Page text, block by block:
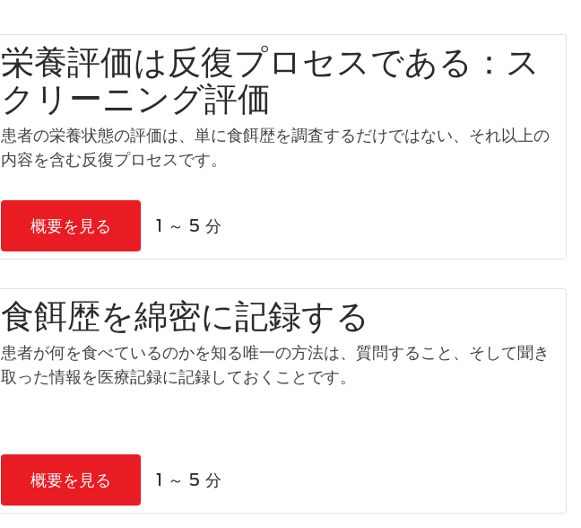
栄養評価は反復プロセスである：ス
クリーニング評価
患者の栄養状態の評価は、単に食餌歴を調査するだけではない、それ以上の
内容を含む反復プロセスです。
概要を見る 1 ～ 5 分
食餌歴を綿密に記録する
患者が何を食べているのかを知る唯一の方法は、質問すること、そして聞き
取った情報を医療記録に記録しておくことです。
概要を見る 1 ～ 5 分